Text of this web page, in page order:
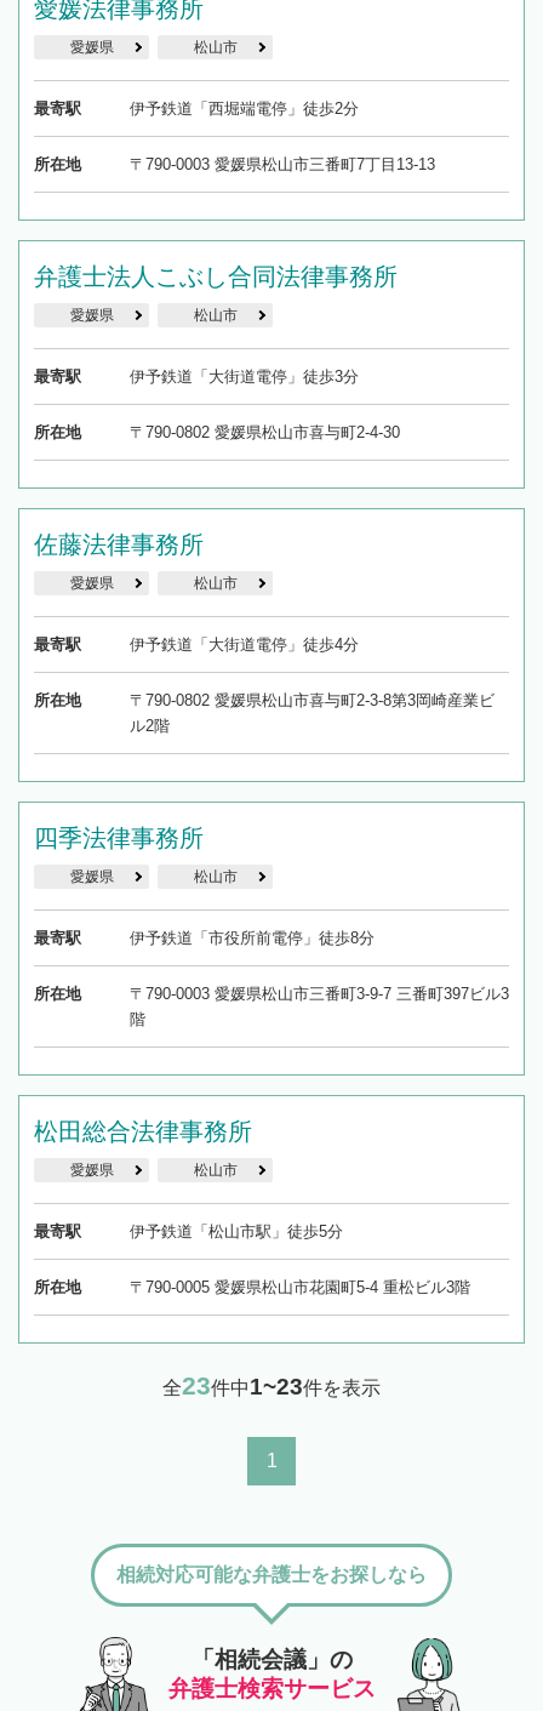
愛媛法律事務所
愛媛県 松山市
最寄駅 伊予鉄道「西堀端電停」徒歩2分
所在地 〒790-0003 愛媛県松山市三番町7丁目13-13
弁護士法人こぶし合同法律事務所
愛媛県 松山市
最寄駅 伊予鉄道「大街道電停」徒歩3分
所在地 〒790-0802 愛媛県松山市喜与町2-4-30
佐藤法律事務所
愛媛県 松山市
最寄駅 伊予鉄道「大街道電停」徒歩4分
所在地
〒790-0802 愛媛県松山市喜与町2-3-8第3岡崎産業ビ
ル2階
四季法律事務所
愛媛県 松山市
最寄駅 伊予鉄道「市役所前電停」徒歩8分
所在地
〒790-0003 愛媛県松山市三番町3-9-7 三番町397ビル3
階
松田総合法律事務所
愛媛県 松山市
最寄駅 伊予鉄道「松山市駅」徒歩5分
所在地 〒790-0005 愛媛県松山市花園町5-4 重松ビル3階
全23件中1~23件を表示
1
「相続会議」の
弁護士検索サービス
相続対応可能な弁護士をお探しなら